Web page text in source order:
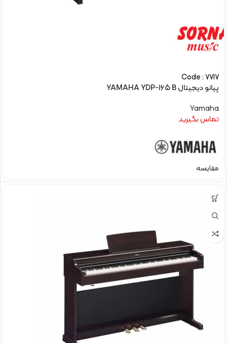
Code : 7717
پیانو دیجیتال YAMAHA YDP-165 B
Yamaha
تماس بگیرید
مقایسه